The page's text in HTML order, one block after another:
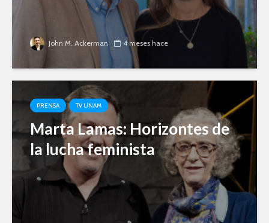
John M. Ackerman 4 meses hace
PRENSA TV UNAM
Marta Lamas: Horizontes de
la lucha feminista